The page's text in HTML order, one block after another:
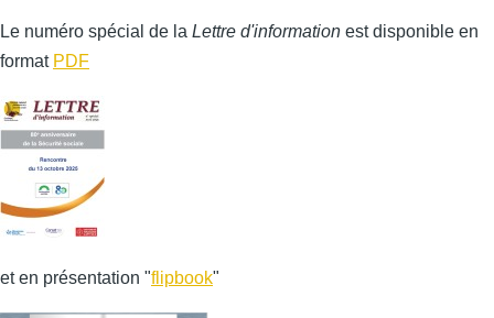
Le numéro spécial de la Lettre d'information est disponible en
format PDF
et en présentation "flipbook"